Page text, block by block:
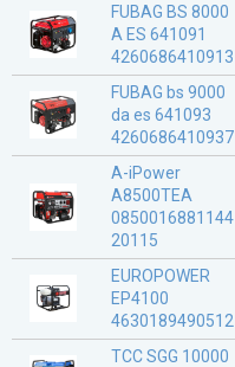
FUBAG BS 8000
A ES 641091
4260686410913
FUBAG bs 9000
da es 641093
4260686410937
A-iPower
A8500ТEA
0850016881144
20115
EUROPOWER
EP4100
4630189490512
ТСС SGG 10000